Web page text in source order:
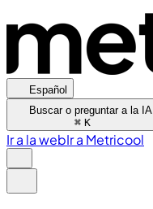
Español
Buscar o preguntar a la IA
⌘ K
Ir a la webIr a Metricool